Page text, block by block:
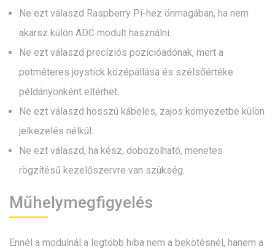
Ne ezt válaszd Raspberry Pi-hez önmagában, ha nem
akarsz külön ADC modult használni.
Ne ezt válaszd precíziós pozícióadónak, mert a
potméteres joystick középállása és szélsőértéke
példányonként eltérhet.
Ne ezt válaszd hosszú kábeles, zajos környezetbe külön
jelkezelés nélkül.
Ne ezt válaszd, ha kész, dobozolható, menetes
rögzítésű kezelőszervre van szükség.
Műhelymegfigyelés
Ennél a modulnál a legtöbb hiba nem a bekötésnél, hanem a